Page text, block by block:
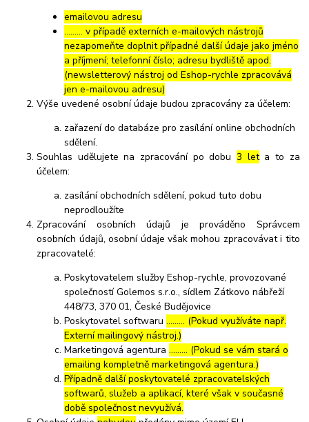
emailovou adresu
……… v případě externích e-mailových nástrojů
nezapomeňte doplnit případné další údaje jako jméno
a příjmení; telefonní číslo; adresu bydliště apod.
(newsletterový nástroj od Eshop-rychle zpracovává
jen e-mailovou adresu)
Výše uvedené osobní údaje budou zpracovány za účelem:
zařazení do databáze pro zasílání online obchodních
sdělení.
Souhlas udělujete na zpracování po dobu3 leta to za
účelem:
zasílání obchodních sdělení, pokud tuto dobu
neprodloužíte
Zpracování osobních údajů je prováděno Správcem
osobních údajů, osobní údaje však mohou zpracovávat i tito
zpracovatelé:
Poskytovatelem služby Eshop-rychle, provozované
společností Golemos s.r.o., sídlem Zátkovo nábřeží
448/73, 370 01, České Budějovice
Poskytovatel softwaru……… (Pokud využíváte např.
Externí mailingový nástroj.)
Marketingová agentura……… (Pokud se vám stará o
emailing kompletně marketingová agentura.)
Případně další poskytovatelé zpracovatelských
softwarů, služeb a aplikací, které však v současné
době společnost nevyužívá.